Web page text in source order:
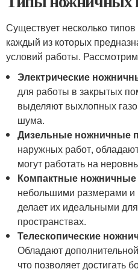
Существует несколько
каждый из которых
условий работы.
Электрические
для работы в закрытых
выделяют выхлопных
шума.
Дизельные ножничные
наружных работ,
могут работать на
Компактные
небольшими размерами и
делает их идеальными
пространствах.
Телескопические
Обладают
что позволяет достигать